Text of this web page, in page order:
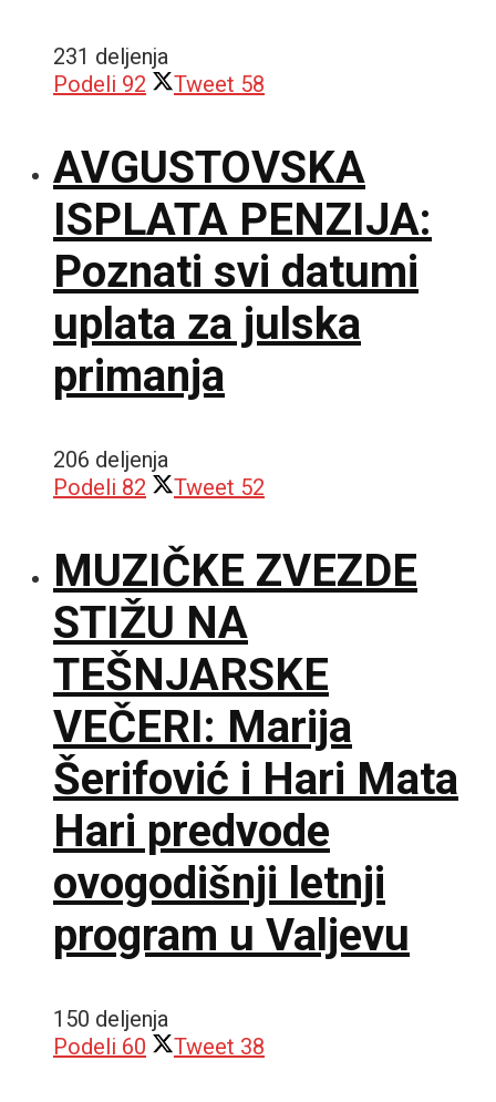
231 deljenja
Podeli 92 Tweet 58
AVGUSTOVSKA
ISPLATA PENZIJA:
Poznati svi datumi
uplata za julska
primanja
206 deljenja
Podeli 82 Tweet 52
MUZIČKE ZVEZDE
STIŽU NA
TEŠNJARSKE
VEČERI: Marija
Šerifović i Hari Mata
Hari predvode
ovogodišnji letnji
program u Valjevu
150 deljenja
Podeli 60 Tweet 38